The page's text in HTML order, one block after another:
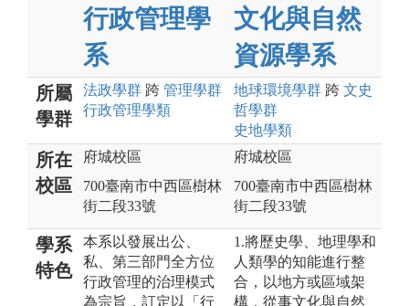
行政管理學
系
文化與自然
資源學系
所屬
學群
法政學群 跨 管理學群
行政管理學類
地球環境學群 跨 文史
哲學群
史地學類
所在
校區
府城校區
700臺南市中西區樹林
街二段33號
府城校區
700臺南市中西區樹林
街二段33號
學系
特色
本系以發展出公、
私、第三部門全方位
行政管理的治理模式
為宗旨，訂定以「行
1.將歷史學、地理學和
人類學的知能進行整
合，以地方或區域架
構，從事文化與自然